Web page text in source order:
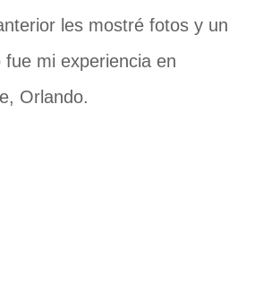
les mostré fotos y un
mi experiencia en
Orlando.